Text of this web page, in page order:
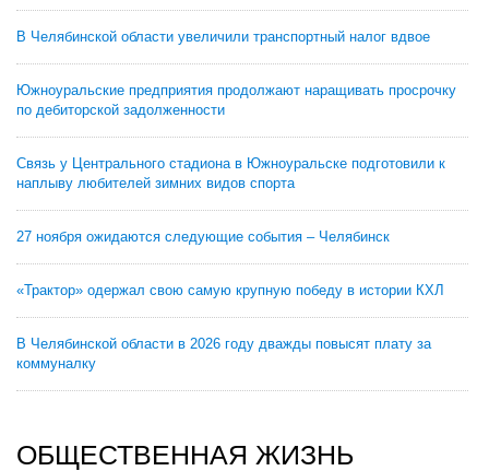
В Челябинской области увеличили транспортный налог вдвое
Южноуральские предприятия продолжают наращивать просрочку
по дебиторской задолженности
Связь у Центрального стадиона в Южноуральске подготовили к
наплыву любителей зимних видов спорта
27 ноября ожидаются следующие события – Челябинск
«Трактор» одержал свою самую крупную победу в истории КХЛ
В Челябинской области в 2026 году дважды повысят плату за
коммуналку
ОБЩЕСТВЕННАЯ ЖИЗНЬ